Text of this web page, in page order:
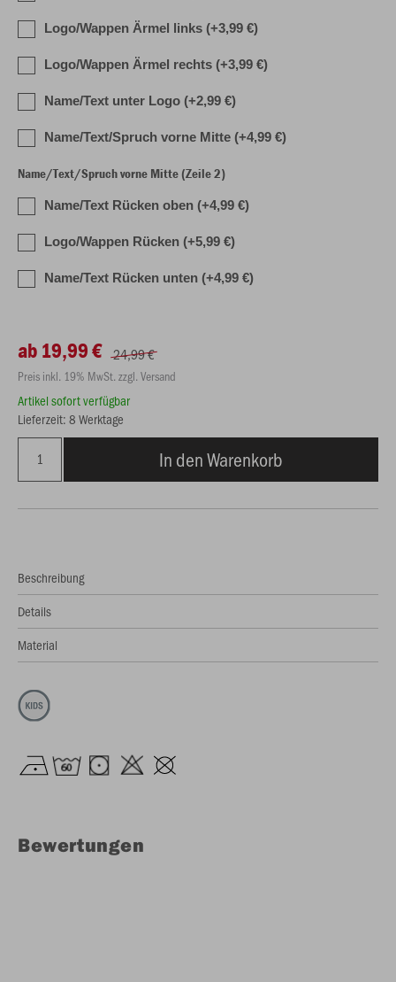
Logo/Wappen Ärmel links (+3,99 €)
Logo/Wappen Ärmel rechts (+3,99 €)
Name/Text unter Logo (+2,99 €)
Name/Text/Spruch vorne Mitte (+4,99 €)
Name/Text/Spruch vorne Mitte (Zeile 2)
Name/Text Rücken oben (+4,99 €)
Logo/Wappen Rücken (+5,99 €)
Name/Text Rücken unten (+4,99 €)
ab 19,99 € 24,99 €
Preis inkl. 19% MwSt. zzgl. Versand
Artikel sofort verfügbar
Lieferzeit: 8 Werktage
In den Warenkorb
Beschreibung
Details
Material
Bewertungen